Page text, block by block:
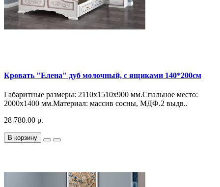
Кровать "Елена" дуб молочный, с ящиками 140*200см
Габаритные размеры: 2110х1510х900 мм.Спальное место:
2000х1400 мм.Материал: массив сосны, МДФ.2 выдв..
28 780.00 р.
В корзину